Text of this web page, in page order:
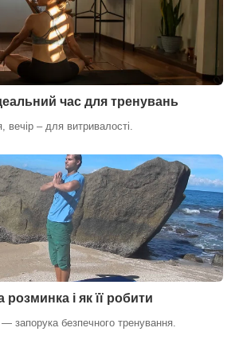
час для тренувань
вечір – для витривалості.
розминка і як її робити
запорука безпечного тренування.